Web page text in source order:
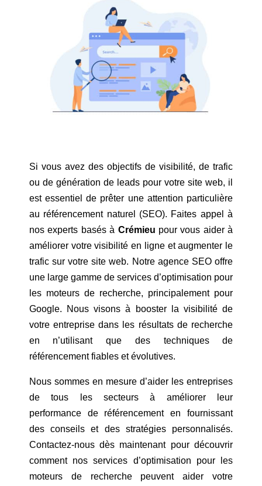
Si vous avez des objectifs de visibilité, de trafic
ou de génération de leads pour votre site web, il
est essentiel de prêter une attention particulière
au référencement naturel (SEO). Faites appel à
nos experts basés à Crémieu pour vous aider à
améliorer votre visibilité en ligne et augmenter le
trafic sur votre site web. Notre agence SEO offre
une large gamme de services d’optimisation pour
les moteurs de recherche, principalement pour
Google. Nous visons à booster la visibilité de
votre entreprise dans les résultats de recherche
en n’utilisant que des techniques de
référencement fiables et évolutives.
Nous sommes en mesure d’aider les entreprises
de tous les secteurs à améliorer leur
performance de référencement en fournissant
des conseils et des stratégies personnalisés.
Contactez-nous dès maintenant pour découvrir
comment nos services d’optimisation pour les
moteurs de recherche peuvent aider votre